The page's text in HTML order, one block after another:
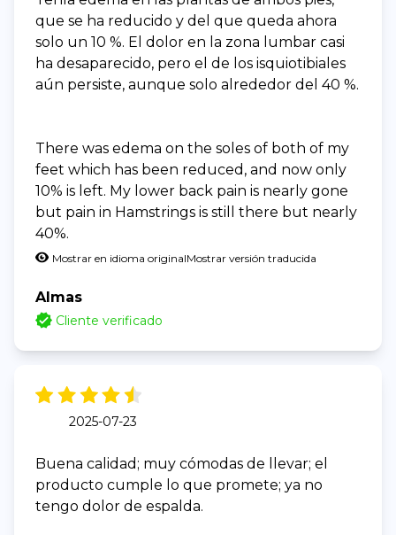
que se ha reducido y del que queda ahora
solo un 10 %. El dolor en la zona lumbar casi
ha desaparecido, pero el de los isquiotibiales
aún persiste, aunque solo alrededor del 40 %.
There was edema on the soles of both of my
feet which has been reduced, and now only
10% is left. My lower back pain is nearly gone
but pain in Hamstrings is still there but nearly
40%.
Mostrar en idioma originalMostrar versión traducida
Almas
Cliente verificado
2025-07-23
Buena calidad; muy cómodas de llevar; el
producto cumple lo que promete; ya no
tengo dolor de espalda.